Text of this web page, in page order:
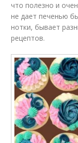
что полезно и
не дает печенью
нотки, бывает
рецептов.